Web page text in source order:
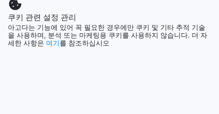
이즈 침대와 함께 고급스러운 숙박 경험을 선사합니다. 또한,
34평방미터의 이그제큐티브 룸은 2개의 세미 더블 침대 또는 1
개의 킹 침대 중 선택할 수 있어 비즈니스 또는 휴가 여행에 이
상적입니다. 가장 넓은 120평방미터의 그랜드 프레지덴셜 스위
트는 더블 침대를 갖추고 있어 특별한 날을 기념하거나 가족과
모두 보기
쿠키 관련 설정 관리
아고다는 기능에 있어 꼭 필요한 경우에만 쿠키 및 기타 추적 기술
을 사용하며, 분석 또는 마케팅용 쿠키를 사용하지 않습니다. 더 자
세한 사항은 여기를 참조하십시오